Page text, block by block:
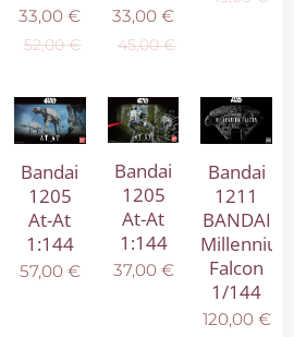
33,00 €
52,00€
33,00 €
45,00€
Bandai
1205
At-At
1:144
57,00€
Bandai
1205
At-At
1:144
37,00€
Bandai
1211
BANDAI
Falcon
1/144
120,00€